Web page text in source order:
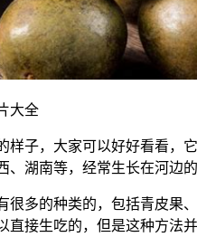
大全
，大家可以好好看看，它
、湖南等，经常生长在河边的
多的种类的，包括青皮果、
直接生吃的，但是这种方法